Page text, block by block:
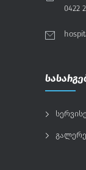
0422